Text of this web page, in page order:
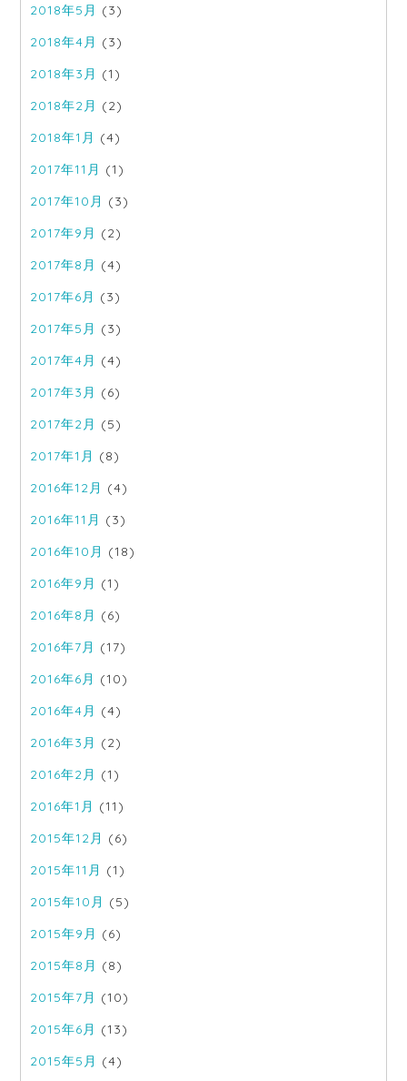
2018年5月 (3)
2018年4月 (3)
2018年3月 (1)
2018年2月 (2)
2018年1月 (4)
2017年11月 (1)
2017年10月 (3)
2017年9月 (2)
2017年8月 (4)
2017年6月 (3)
2017年5月 (3)
2017年4月 (4)
2017年3月 (6)
2017年2月 (5)
2017年1月 (8)
2016年12月 (4)
2016年11月 (3)
2016年10月 (18)
2016年9月 (1)
2016年8月 (6)
2016年7月 (17)
2016年6月 (10)
2016年4月 (4)
2016年3月 (2)
2016年2月 (1)
2016年1月 (11)
2015年12月 (6)
2015年11月 (1)
2015年10月 (5)
2015年9月 (6)
2015年8月 (8)
2015年7月 (10)
2015年6月 (13)
2015年5月 (4)